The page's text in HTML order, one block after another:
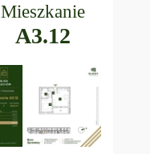
Mieszkanie
A3.12